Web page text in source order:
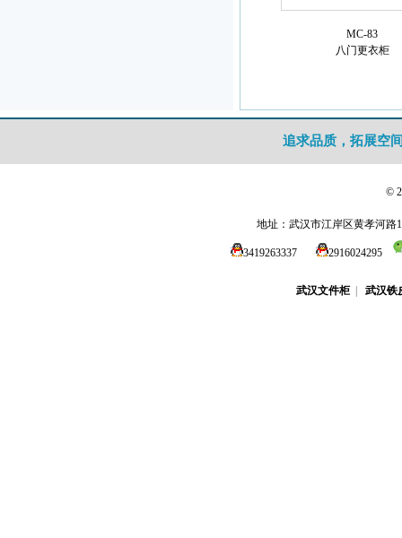
MC-83
八门更衣柜
追求品质，拓展空
©
地址：武汉市江岸区黄孝河
3419263337 2916024295
武汉文件柜| 武汉铁